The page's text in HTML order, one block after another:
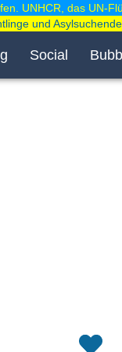
Social
UNHCR, das UN-
und